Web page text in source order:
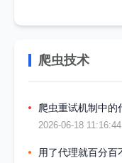
爬虫技术
爬虫重试机制中的
2026-06-18 11:16:44
用了代理就百分百